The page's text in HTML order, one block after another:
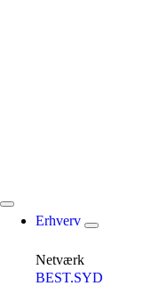
Erhverv
Netværk
BEST.SYD